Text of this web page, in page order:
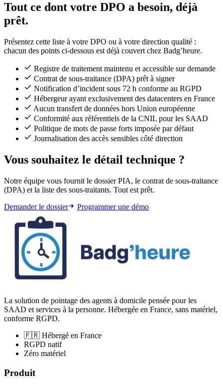
Tout ce dont votre DPO a besoin, déjà
prêt.
Présentez cette liste à votre DPO ou à votre direction qualité :
chacun des points ci-dessous est déjà couvert chez Badg’heure.
Registre de traitement maintenu et accessible sur demande
Contrat de sous-traitance (DPA) prêt à signer
Notification d’incident sous 72 h conforme au RGPD
Hébergeur ayant exclusivement des datacenters en France
Aucun transfert de données hors Union européenne
Conformité aux référentiels de la CNIL pour les SAAD
Politique de mots de passe forts imposée par défaut
Journalisation des accès sensibles côté direction
Vous souhaitez le détail technique ?
Notre équipe vous fournit le dossier PIA, le contrat de sous-traitance
(DPA) et la liste des sous-traitants. Tout est prêt.
Demander le dossier
Programmer une démo
La solution de pointage des agents à domicile pensée pour les
SAAD et services à la personne. Hébergée en France, sans matériel,
conforme RGPD.
🇫🇷 Hébergé en France
RGPD natif
Zéro matériel
Produit